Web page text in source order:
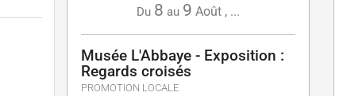
Du 8 au 9 Août , ...
Musée L'Abbaye - Exposition :
Regards croisés
PROMOTION LOCALE